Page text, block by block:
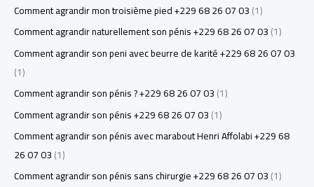
Comment agrandir mon troisième pied +229 68 26 07 03(1)
Comment agrandir naturellement son pénis +229 68 26 07 03(1)
Comment agrandir son peni avec beurre de karité +229 68 26 07 03
(1)
Comment agrandir son pénis ? +229 68 26 07 03(1)
Comment agrandir son pénis +229 68 26 07 03(1)
Comment agrandir son pénis avec marabout Henri Affolabi +229 68
26 07 03(1)
Comment agrandir son pénis sans chirurgie +229 68 26 07 03(1)